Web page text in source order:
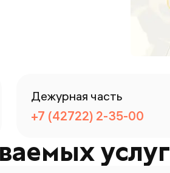
Дежурная часть
+7 (42722) 2-35-00
услуг